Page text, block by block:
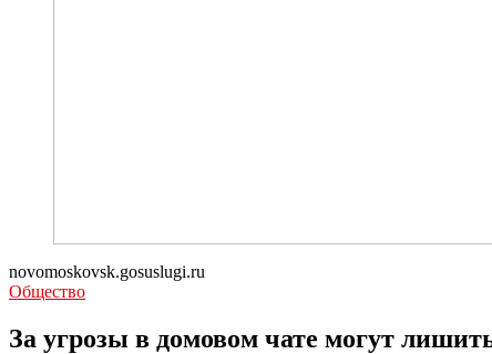
novomoskovsk.gosuslugi.ru
Общество
За угрозы в домовом чате могут